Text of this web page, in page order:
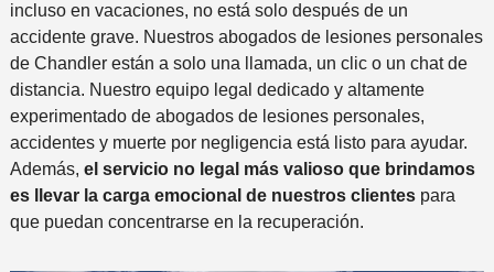
incluso en vacaciones, no está solo después de un
accidente grave. Nuestros abogados de lesiones personales
de Chandler están a solo una llamada, un clic o un chat de
distancia. Nuestro equipo legal dedicado y altamente
experimentado de abogados de lesiones personales,
accidentes y muerte por negligencia está listo para ayudar.
Además, el servicio no legal más valioso que brindamos
es llevar la carga emocional de nuestros clientespara
que puedan concentrarse en la recuperación.